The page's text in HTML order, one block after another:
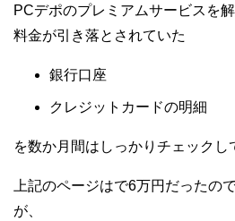
PCデポのプレミアムサービスを解
料金が引き落とされていた
銀行口座
クレジットカードの明細
を数か月間はしっかりチェックし
上記のページはで6万円だったの
が、